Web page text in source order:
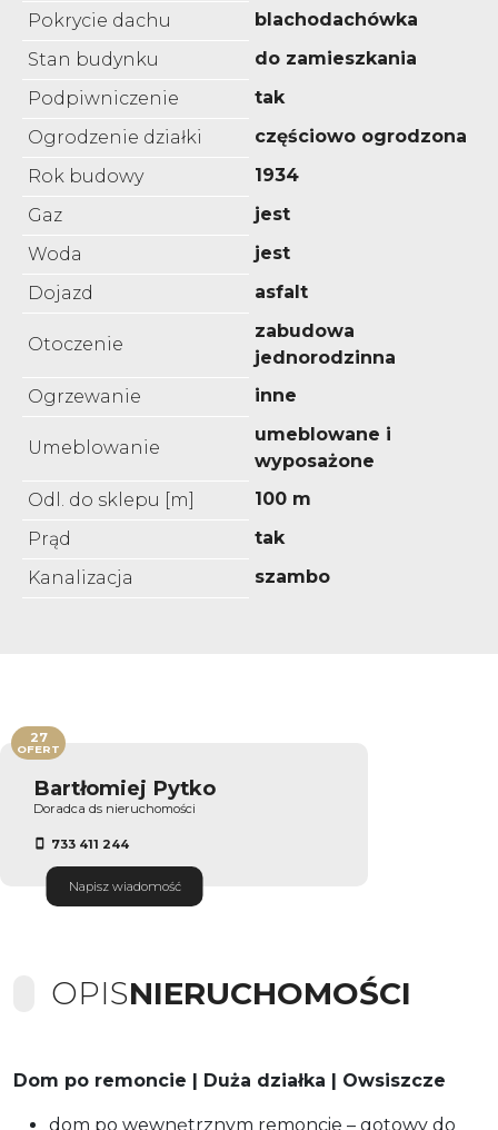
Pokrycie dachu
blachodachówka
Stan budynku
do zamieszkania
Podpiwniczenie
tak
Ogrodzenie działki
częściowo ogrodzona
Rok budowy
1934
Gaz
jest
Woda
jest
Dojazd
asfalt
Otoczenie
zabudowa
jednorodzinna
Ogrzewanie
inne
Umeblowanie
umeblowane i
wyposażone
Odl. do sklepu [m]
100 m
Prąd
tak
Kanalizacja
szambo
Bartłomiej Pytko
Doradca ds nieruchomości
733 411 244
Napisz wiadomość
27
OFERT
OPISNIERUCHOMOŚCI
Dom po remoncie | Duża działka | Owsiszcze
dom po wewnętrznym remoncie – gotowy do